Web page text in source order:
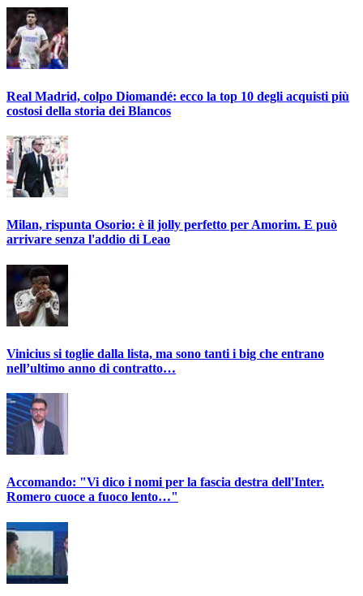
Real Madrid, colpo Diomandé: ecco la top 10 degli acquisti più
costosi della storia dei Blancos
Milan, rispunta Osorio: è il jolly perfetto per Amorim. E può
arrivare senza l'addio di Leao
Vinicius si toglie dalla lista, ma sono tanti i big che entrano
nell’ultimo anno di contratto…
Accomando: "Vi dico i nomi per la fascia destra dell'Inter.
Romero cuoce a fuoco lento…"